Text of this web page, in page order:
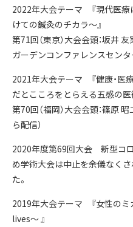
2022年大会テーマ 『現代医
けての鍼灸のチカラ～』
第71回（東京）大会会頭：坂井
ガーデンコンファレンスセンタ
2021年大会テーマ 『健康・医
だとこころをとらえる五感の医
第70回（福岡）大会会頭：篠原
ら配信）
2020年度第69回大会 新型コ
め学術大会は中止を余儀なく
た。
2019年大会テーマ 『女性の
lives～ 』